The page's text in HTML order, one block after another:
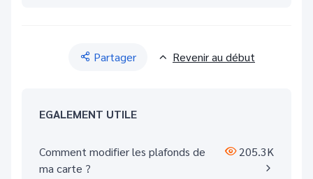
Partager Revenir au début
EGALEMENT UTILE
Comment modifier les plafonds de
ma carte ?
205.3K